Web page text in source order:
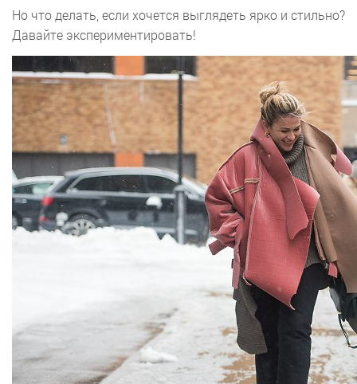
Но что делать, если хочется выглядеть ярко и стильно?
Давайте экспериментировать!